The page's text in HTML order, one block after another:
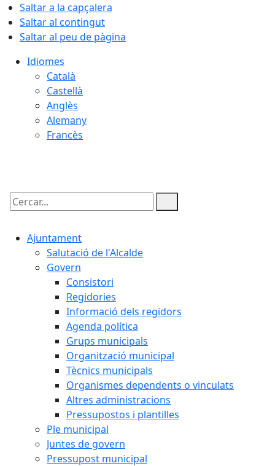
Saltar a la capçalera
Saltar al contingut
Saltar al peu de pàgina
Idiomes
Català
Castellà
Anglès
Alemany
Francès
Cercar:
Ajuntament
Salutació de l'Alcalde
Govern
Consistori
Regidories
Informació dels regidors
Agenda política
Grups municipals
Organització municipal
Tècnics municipals
Organismes dependents o vinculats
Altres administracions
Pressupostos i plantilles
Ple municipal
Juntes de govern
Pressupost municipal